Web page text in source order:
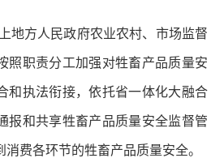
地方人民政府农业农村、市场监督
照职责分工加强对牲畜产品质量安
和执法衔接，依托省一体化大融合
报和共享牲畜产品质量安全监督管
费各环节的牲畜产品质量安全。